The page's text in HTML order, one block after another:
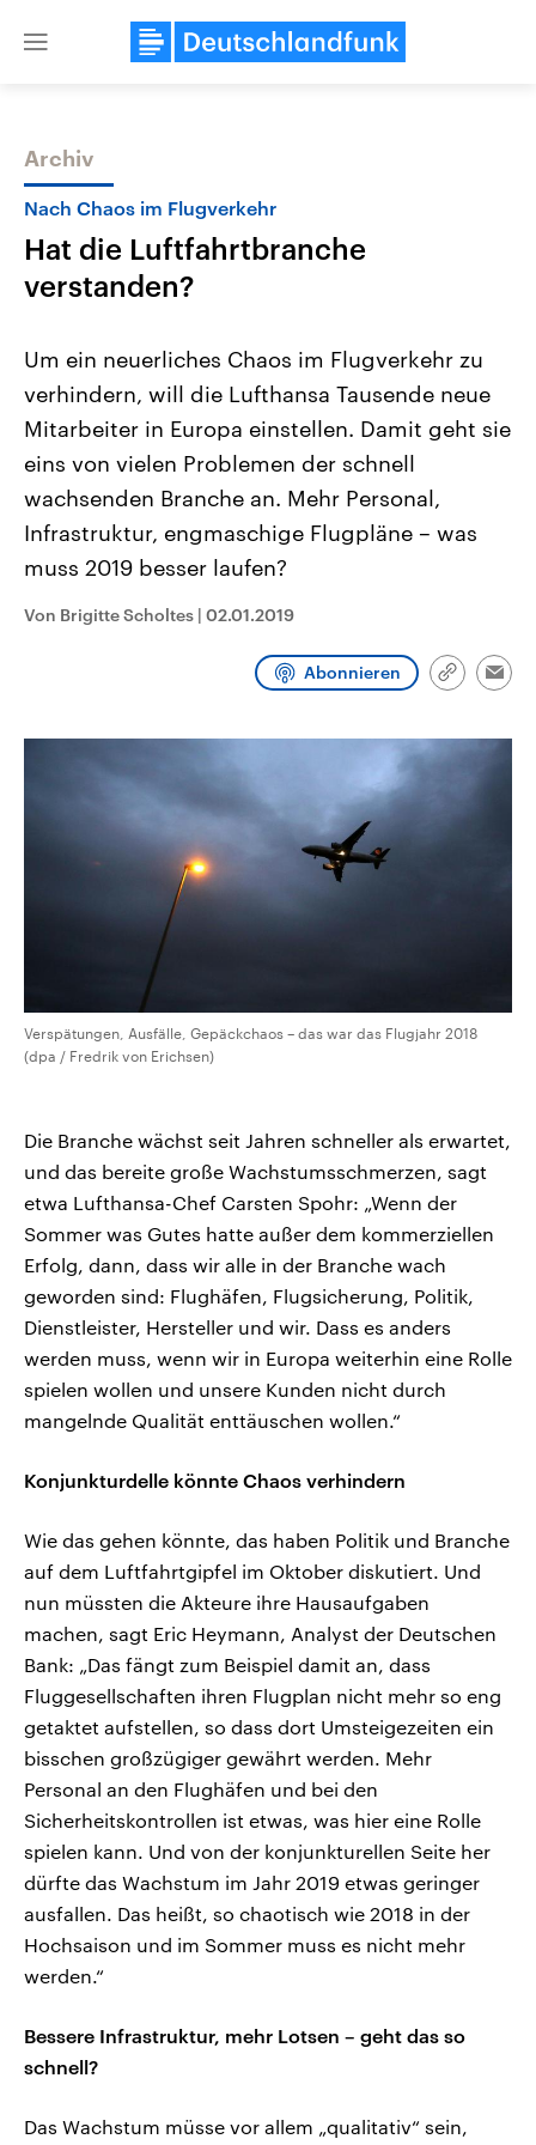
Close
Themen
Landtagswahl Sachsen-Anhalt
2026
Alle Informationen
Sachsen-Anhalt wählt am 6.
September 2026 einen neuen
Landtag. Seit 2021 wird das
Bundesland von einer Koalition aus
CDU, SPD und FDP regiert.-
Umfragen, Prognosen,
und Hintergründe zu den Parteien
und Kandidaten der anstehenden
USA
Aktuelle Beiträge,
Hintergründe
Wirtschaftlich und
gehören die Vereinigten
den mächtigsten Ländern
mit großem Einfluss auf
aktuelle Weltgeschehen.
Sendungen Programm
Archiv
Nach Chaos im Flugverkehr
Hat die Luftfahrtbranche
verstanden?
Um ein neuerliches Chaos im Flugverkehr zu
verhindern, will die Lufthansa Tausende neue
Mitarbeiter in Europa einstellen. Damit geht sie
eins von vielen Problemen der schnell
wachsenden Branche an. Mehr Personal,
Infrastruktur, engmaschige Flugpläne – was
muss 2019 besser laufen?
Von Brigitte Scholtes | 02.01.2019
Abonnieren
Link
Verspätungen, Ausfälle, Gepäckchaos – das war das Flugjahr 2018
(dpa / Fredrik von Erichsen)
Die Branche wächst seit Jahren schneller als erwartet,
und das bereite große Wachstumsschmerzen, sagt
etwa Lufthansa-Chef Carsten Spohr: „Wenn der
Sommer was Gutes hatte außer dem kommerziellen
Erfolg, dann, dass wir alle in der Branche wach
geworden sind: Flughäfen, Flugsicherung, Politik,
Dienstleister, Hersteller und wir. Dass es anders
werden muss, wenn wir in Europa weiterhin eine Rolle
spielen wollen und unsere Kunden nicht durch
mangelnde Qualität enttäuschen wollen.“
Konjunkturdelle könnte Chaos verhindern
Wie das gehen könnte, das haben Politik und Branche
auf dem Luftfahrtgipfel im Oktober diskutiert. Und
nun müssten die Akteure ihre Hausaufgaben
machen, sagt Eric Heymann, Analyst der Deutschen
Bank: „Das fängt zum Beispiel damit an, dass
Fluggesellschaften ihren Flugplan nicht mehr so eng
getaktet aufstellen, so dass dort Umsteigezeiten ein
bisschen großzügiger gewährt werden. Mehr
Personal an den Flughäfen und bei den
Sicherheitskontrollen ist etwas, was hier eine Rolle
spielen kann. Und von der konjunkturellen Seite her
dürfte das Wachstum im Jahr 2019 etwas geringer
ausfallen. Das heißt, so chaotisch wie 2018 in der
Hochsaison und im Sommer muss es nicht mehr
werden.“
Bessere Infrastruktur, mehr Lotsen – geht das so
schnell?
Das Wachstum müsse vor allem „qualitativ“ sein,